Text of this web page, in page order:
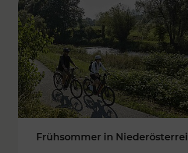
Frühsommer in